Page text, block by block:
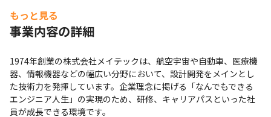
もっと見る
事業内容の詳細
1974年創業の株式会社メイテックは、航空宇宙や自動車、医療機
器、情報機器などの幅広い分野において、設計開発をメインとし
た技術力を発揮しています。企業理念に掲げる「なんでもできる
エンジニア人生」の実現のため、研修、キャリアパスといった社
員が成長できる環境です。